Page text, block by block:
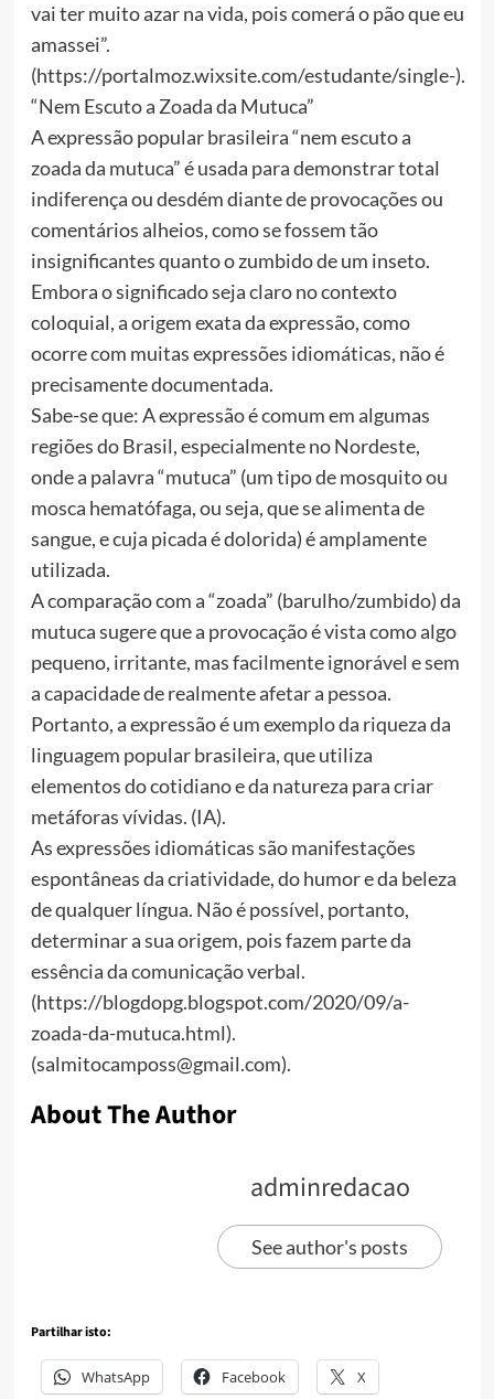
vai ter muito azar na vida, pois comerá o pão que eu
amassei”.
(https://portalmoz.wixsite.com/estudante/single-).
“Nem Escuto a Zoada da Mutuca”
A expressão popular brasileira “nem escuto a
zoada da mutuca” é usada para demonstrar total
indiferença ou desdém diante de provocações ou
comentários alheios, como se fossem tão
insignificantes quanto o zumbido de um inseto.
Embora o significado seja claro no contexto
coloquial, a origem exata da expressão, como
ocorre com muitas expressões idiomáticas, não é
precisamente documentada.
Sabe-se que: A expressão é comum em algumas
regiões do Brasil, especialmente no Nordeste,
onde a palavra “mutuca” (um tipo de mosquito ou
mosca hematófaga, ou seja, que se alimenta de
sangue, e cuja picada é dolorida) é amplamente
utilizada.
A comparação com a “zoada” (barulho/zumbido) da
mutuca sugere que a provocação é vista como algo
pequeno, irritante, mas facilmente ignorável e sem
a capacidade de realmente afetar a pessoa.
Portanto, a expressão é um exemplo da riqueza da
linguagem popular brasileira, que utiliza
elementos do cotidiano e da natureza para criar
metáforas vívidas. (IA).
As expressões idiomáticas são manifestações
espontâneas da criatividade, do humor e da beleza
de qualquer língua. Não é possível, portanto,
determinar a sua origem, pois fazem parte da
essência da comunicação verbal.
(https://blogdopg.blogspot.com/2020/09/a-
zoada-da-mutuca.html).
(salmitocamposs@gmail.com).
About The Author
adminredacao
See author's posts
Partilhar isto:
WhatsApp Facebook X